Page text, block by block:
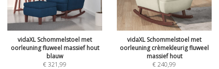
vidaXL Schommelstoel met
oorleuning fluweel massief hout
blauw
€321,99
vidaXL Schommelstoel met
oorleuning crèmekleurig fluweel
massief hout
€240,99